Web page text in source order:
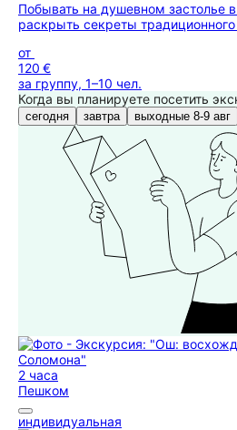
Побывать на душевном застолье
раскрыть секреты
от
120 €
за группу, 1–10 чел.
Когда вы планируете посетить
сегодня завтра выходные 8-9 авг
2 часа
Пешком
индивидуальная